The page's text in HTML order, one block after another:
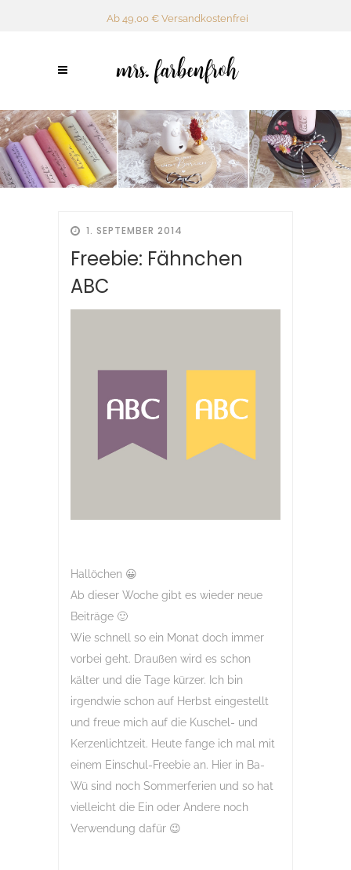
Ab 49,00 € Versandkostenfrei
1. SEPTEMBER 2014
Freebie: Fähnchen
ABC
Hallöchen 😀
Ab dieser Woche gibt es wieder neue
Beiträge 🙂
Wie schnell so ein Monat doch immer
vorbei geht. Draußen wird es schon
kälter und die Tage kürzer. Ich bin
irgendwie schon auf Herbst eingestellt
und freue mich auf die Kuschel- und
Kerzenlichtzeit. Heute fange ich mal mit
einem Einschul-Freebie an. Hier in Ba-
Wü sind noch Sommerferien und so hat
vielleicht die Ein oder Andere noch
Verwendung dafür 😉